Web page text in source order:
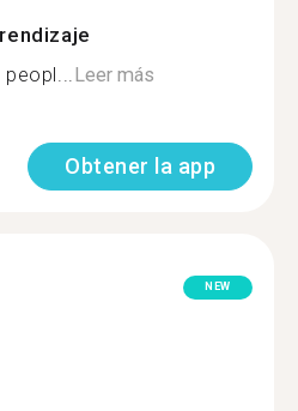
Leer más
Obtener la app
NEW